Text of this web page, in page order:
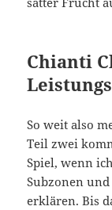
Chianti
So weit also
Teil zwei
Spiel, wenn
Subzonen
erklären. Bis